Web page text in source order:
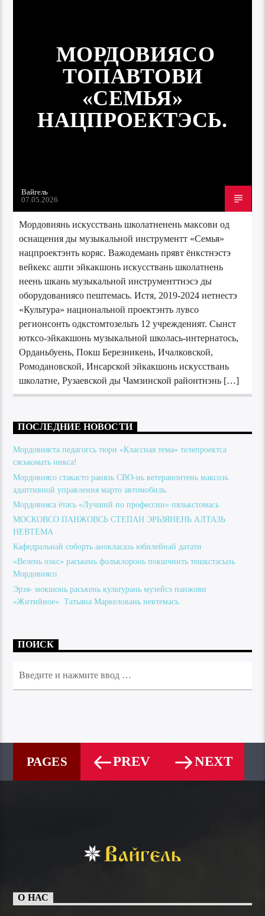
МОРДОВИЯСО
ТОПАВТОВИ
«СЕМЬЯ»
НАЦПРОЕКТЭСЬ.
Вайгель
07.05.2026
Мордовиянь искусствань школатненень максови од
оснащения ды музыкальной инструментт «Семья»
нацпроектэнть коряс. Важодемань прявт ёнкстнэстэ
вейкекс ашти эйкакшонь искусствань школатнень
неень шкань музыкальной инструменттнэсэ ды
оборудованиясо пештемась. Истя, 2019-2024 иетнестэ
«Культура» национальной проектэнть лувсо
регионсонть одкстомтозельть 12 учрежденият. Сынст
ютксо-эйкакшонь музыкальной школась-интернатось,
Орданьбуень, Покш Березникень, Ичалковской,
Ромодановской, Инсарской эйкакшонь искусствань
школатне, Рузаевской ды Чамзинской районтнэнь […]
ПОСЛЕДНИЕ НОВОСТИ
Мордовияста педагогсь тюри «Классная тема» телепроектса
сяськомать инкса!
Мордовиясо стакасто ранязь СВО-нь ветеранонтень максозь
адаптивной управления марто автомобиль.
Мордовияса ётась «Лучший по профессии» пялькстомась
МОСКОВСО ПАНЖОВСЬ СТЕПАН ЭРЬЗЯНЕНЬ АЛТАЗЬ
НЕВТЕМА
Кафедральнай соборть анокласазь юбилейнай датати
«Велень озкс» раськень фольклоронь покшчинть тешкстасызь
Мордовиясо.
Эрзя- мокшонь раськень культурань музейсэ панжови
«Житийное» Татьяна Маркеловань невтемась.
ПОИСК
PAGES PREV NEXT
О НАС